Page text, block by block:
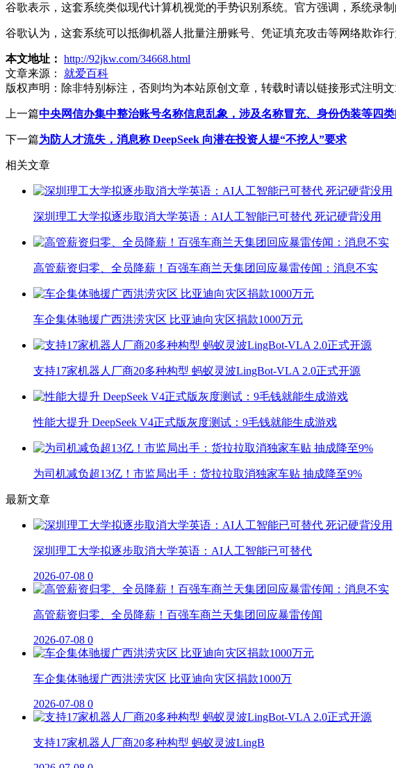
谷歌表示，这套系统类似现代计算机视觉的手势识别系统。官方强调，系统录
谷歌认为，这套系统可以抵御机器人批量注册账号、凭证填充攻击等网络欺诈
本文地址： http://92jkw.com/34668.html
文章来源：
就爱百科
版权声明： 除非特别标注，否则均为本站原创文章，转载时请以链接形式注明文
上一篇中央网信办集中整治账号名称信息乱象，涉及名称冒充、身份伪装等四
下一篇为防人才流失，消息称 DeepSeek 向潜在投资人提“不挖人”要求
相关文章
深圳理工大学拟逐步取消大学英语：AI人工智能已可替代 死记硬背没用
高管薪资归零、全员降薪！百强车商兰天集团回应暴雷传闻：消息不实
车企集体驰援广西洪涝灾区 比亚迪向灾区捐款1000万元
支持17家机器人厂商20多种构型 蚂蚁灵波LingBot-VLA 2.0正式开源
性能大提升 DeepSeek V4正式版灰度测试：9毛钱就能生成游戏
为司机减负超13亿！市监局出手：货拉拉取消独家车贴 抽成降至9%
最新文章
深圳理工大学拟逐步取消大学英语：AI人工智能已可替代
2026-07-08 0
高管薪资归零、全员降薪！百强车商兰天集团回应暴雷传闻
2026-07-08 0
车企集体驰援广西洪涝灾区 比亚迪向灾区捐款1000万
2026-07-08 0
支持17家机器人厂商20多种构型 蚂蚁灵波LingB